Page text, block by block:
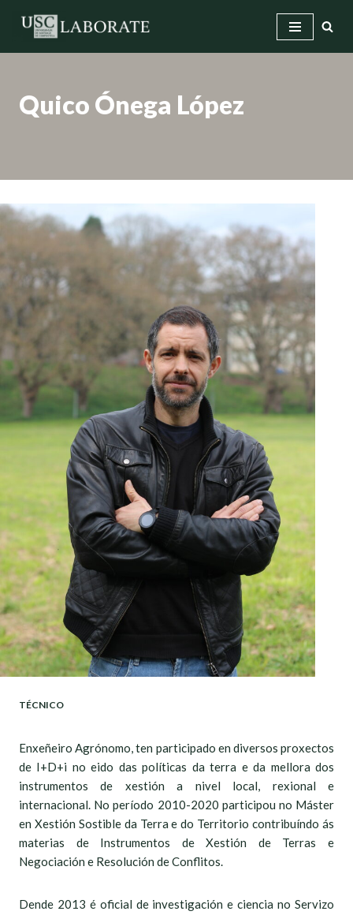
Saltar
Quico Ónega López
TÉCNICO
Enxeñeiro Agrónomo, ten participado en diversos proxectos
de I+D+i no eido das políticas da terra e da mellora dos
instrumentos de xestión a nivel local, rexional e
internacional. No período 2010-2020 participou no Máster
en Xestión Sostible da Terra e do Territorio contribuíndo ás
materias de Instrumentos de Xestión de Terras e
Negociación e Resolución de Conflitos.
Dende 2013 é oficial de investigación e ciencia no Servizo